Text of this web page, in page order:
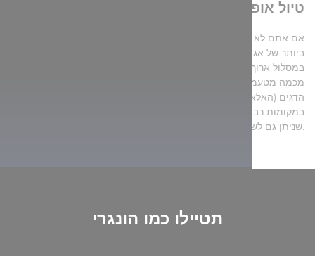
7. טיול אופניים מתובל בחוויה גסטרונומית
אם אתם לא אוהבים ספורט מים, אז תוכלו לגלות את הנופים היפים
מכמה מטעמים הונגריים אמיתיים, אל תוותרו על טעימת הלאנגוש, מרק
הדגים (האלאסלה) או ההארצ'אפפריקאש. תוכלו לשכור אופניים
במקומות רבים, ואין סיבה לדאגה גם אם מצבכם הפיזי לא נהדר, מכיוון
שניתן גם לשכור אופניים חשמליים.
תטיילו כמו הונגרי